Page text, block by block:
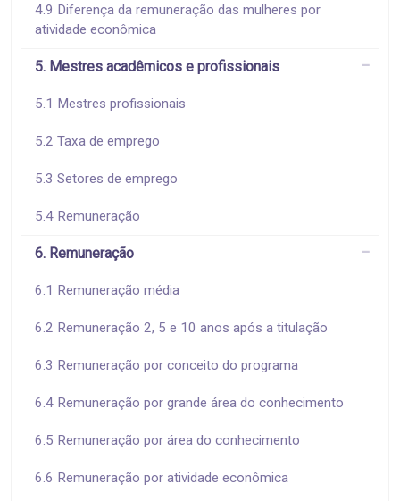
4.9 Diferença da remuneração das mulheres por
atividade econômica
5. Mestres acadêmicos e profissionais
5.1 Mestres profissionais
5.2 Taxa de emprego
5.3 Setores de emprego
5.4 Remuneração
6. Remuneração
6.1 Remuneração média
6.2 Remuneração 2, 5 e 10 anos após a titulação
6.3 Remuneração por conceito do programa
6.4 Remuneração por grande área do conhecimento
6.5 Remuneração por área do conhecimento
6.6 Remuneração por atividade econômica